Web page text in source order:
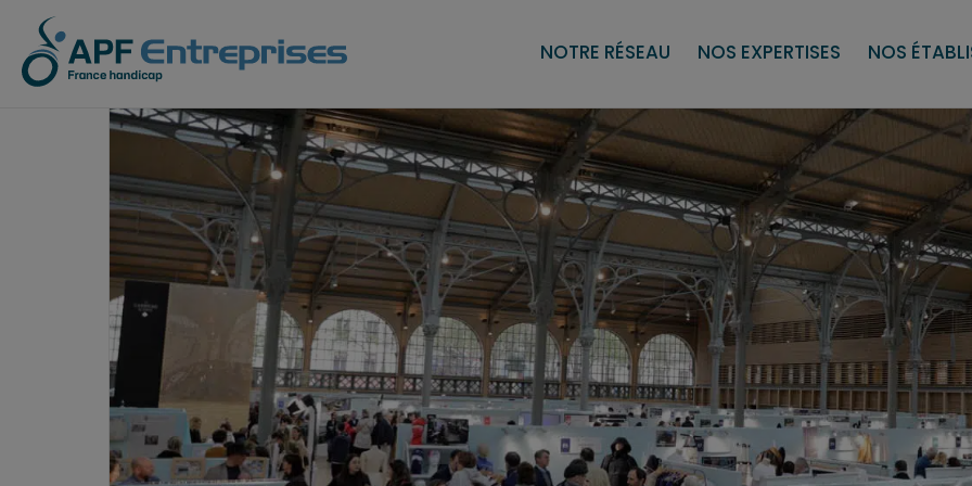
NOTRE RÉSEAU NOS EXPERTISES NOS
Les établissements et services